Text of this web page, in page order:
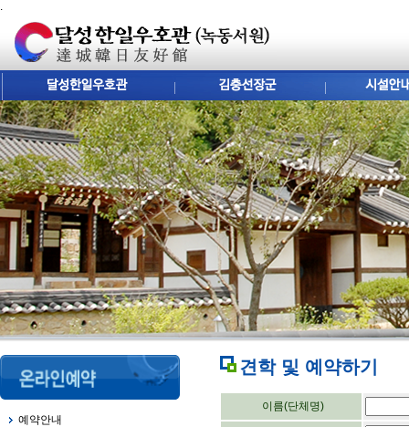
.
예약안내
견학 및 예약하기
이름(단체명)